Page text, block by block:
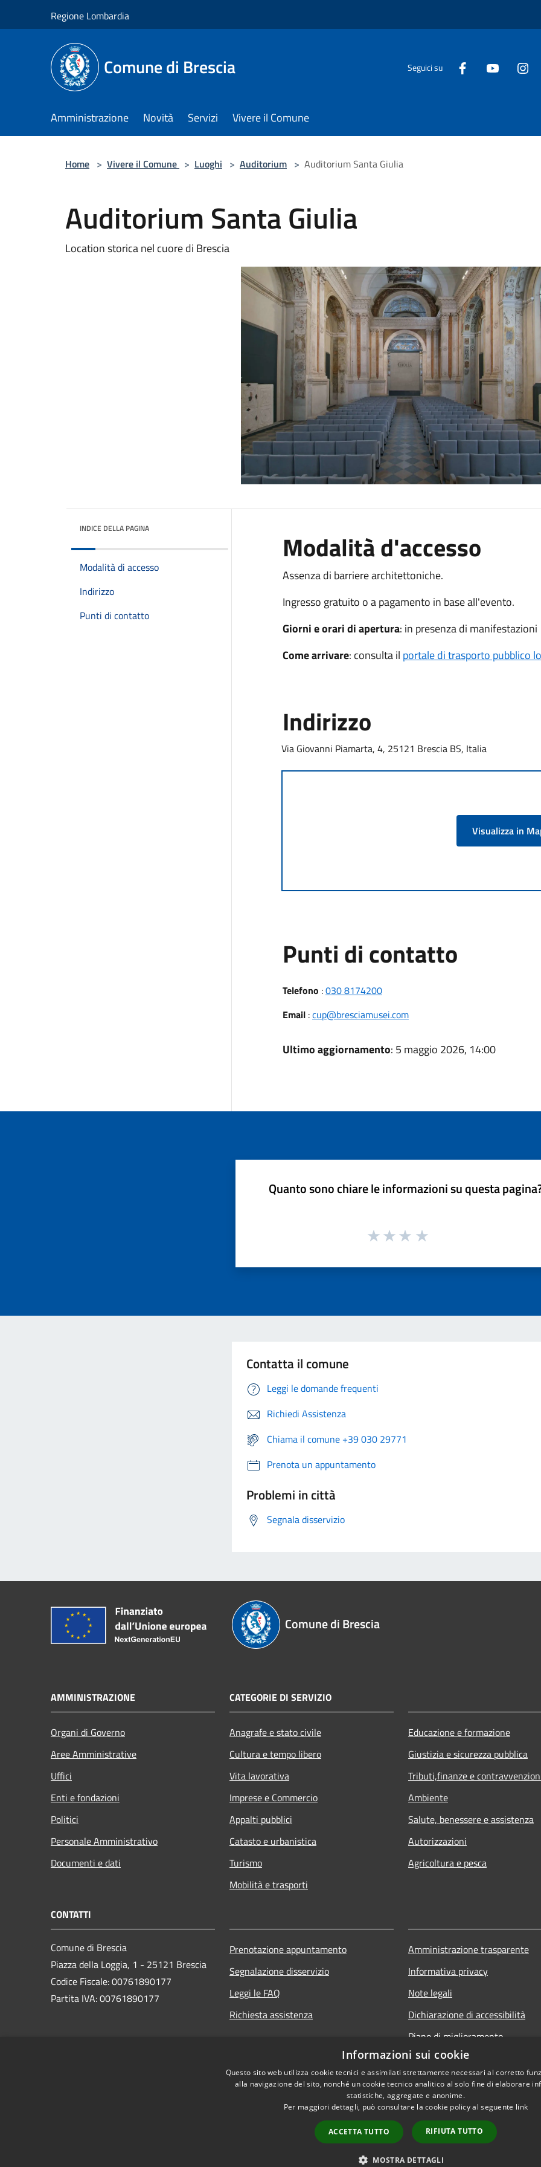
Regione Lombardia
Comune di Brescia Seguici su
Amministrazione Novità Servizi Vivere il Comune
Home > Vivere il Comune > Luoghi > Auditorium > Auditorium Santa Giulia
Auditorium Santa Giulia
Location storica nel cuore di Brescia
INDICE DELLA PAGINA
Modalità di accesso
Indirizzo
Punti di contatto
Modalità d'accesso
Assenza di barriere architettoniche.
Ingresso gratuito o a pagamento in base all'evento.
Giorni e orari di apertura: in presenza di manifestazioni
Come arrivare: consulta il portale di trasporto pubblico
Indirizzo
Via Giovanni Piamarta, 4, 25121 Brescia BS, Italia
Visualizza in
Punti di contatto
Telefono :030 8174200
Email:cup@bresciamusei.com
Ultimo aggiornamento: 5 maggio 2026, 14:00
Quanto sono chiare le informazioni su questa
Contatta il comune
Leggi le domande frequenti
Richiedi Assistenza
Chiama il comune +39 030 29771
Prenota un appuntamento
Problemi in città
Segnala disservizio
Comune di Brescia
AMMINISTRAZIONE
Organi di Governo
Aree Amministrative
Uffici
Enti e fondazioni
Politici
Personale Amministrativo
Documenti e dati
CATEGORIE DI SERVIZIO
Anagrafe e stato civile
Cultura e tempo libero
Vita lavorativa
Imprese e Commercio
Appalti pubblici
Catasto e urbanistica
Turismo
Mobilità e trasporti
Educazione e formazione
Giustizia e sicurezza pubblica
Tributi,finanze e
Ambiente
Salute, benessere e assistenza
Autorizzazioni
Agricoltura e pesca
CONTATTI
Comune di Brescia
Piazza della Loggia, 1 - 25121 Brescia
Codice Fiscale: 00761890177
Partita IVA: 00761890177
Prenotazione appuntamento
Segnalazione disservizio
Leggi le FAQ
Richiesta assistenza
Amministrazione trasparente
Informativa privacy
Note legali
Dichiarazione di accessibilità
Piano di miglioramento
Copyright © 2026 •
Informazioni sui cookie
Questo sito web utilizza cookie tecnici e assimilati strettamente necessari al corretto
alla navigazione del sito, nonché un cookie tecnico analitico al solo fine di elaborare
statistiche, aggregate e anonime.
Per maggiori dettagli, può consultare la cookie policy al seguente link
ACCETTA TUTTO RIFIUTA TUTTO
MOSTRA DETTAGLI